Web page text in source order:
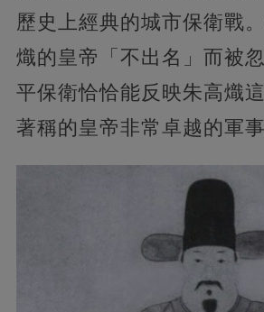
歷史上經典的城市保衛戰
熾的皇帝「不出名」而被
平保衛恰恰能反映朱高熾
著稱的皇帝非常卓越的軍事